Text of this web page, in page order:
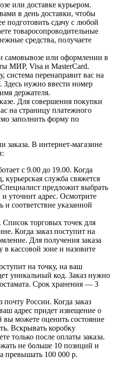
или доставке курьером.
в день доставки, чтобы
подготовить сдачу с любой
товаросопроводительные
средства, получаете
самовывозе или оформлении в
МИР, Visa и MasterCard.
система перенаправит вас на
Здесь нужно ввести номер
держателя.
Для совершения покупки
на страницу платежного
заполнить форму по
заказа. В интернет-магазине
с 9.00 до 19.00. Когда
курьерская служба свяжется
предложит выбрать
и уточнит адрес. Осмотрите
и соответствие указанной
торговых точек для
Когда заказ поступит на
Для получения заказа
в кассовой зоне и назовите
на точку, на ваш
уникальный код. Заказ нужно
Срок хранения — 3
почту России. Когда заказ
адрес придет извещение о
вы можете оценить состояние
Вскрывать коробку
только после оплаты заказа.
не больше 10 позиций и
превышать 100 000 р.